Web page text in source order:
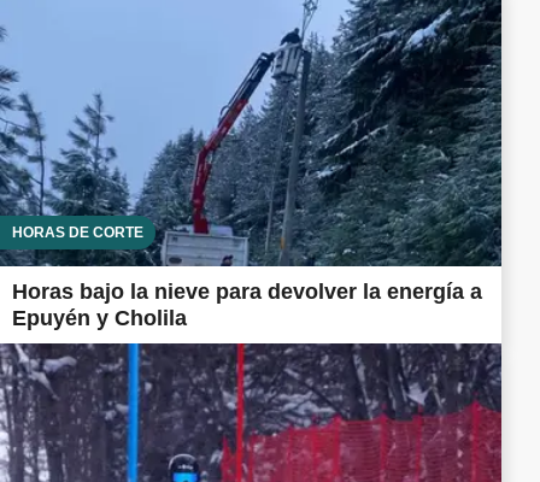
HORAS DE CORTE
Horas bajo la nieve para devolver la energía a
Epuyén y Cholila